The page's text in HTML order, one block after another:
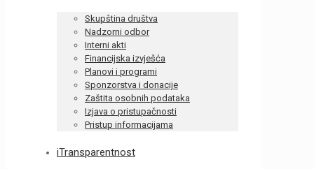
Skupština društva
Nadzorni odbor
Interni akti
Financijska izvješća
Planovi i programi
Sponzorstva i donacije
Zaštita osobnih podataka
Izjava o pristupačnosti
Pristup informacijama
iTransparentnost